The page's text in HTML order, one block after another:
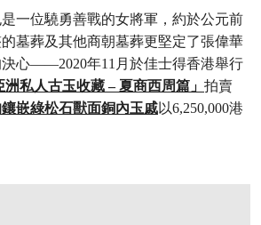
一位驍勇善戰的女將軍，約於公元前
墓葬及其他商朝墓葬更堅定了張偉華
心——2020年11月於佳士得香港舉行
洲私人古玉收藏 – 夏商西周篇」 拍賣
嵌綠松石獸面銅內玉戚以6,250,000港